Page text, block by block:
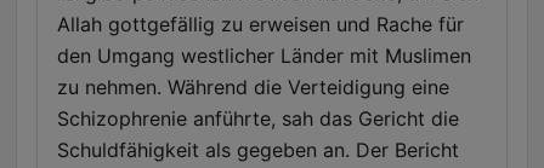
Allah gottgefällig zu erweisen und Rache für
den Umgang westlicher Länder mit Muslimen
zu nehmen. Während die Verteidigung eine
Schizophrenie anführte, sah das Gericht die
Schuldfähigkeit als gegeben an. Der Bericht